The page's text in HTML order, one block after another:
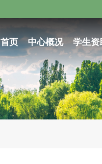
首页 中心概况 学生资